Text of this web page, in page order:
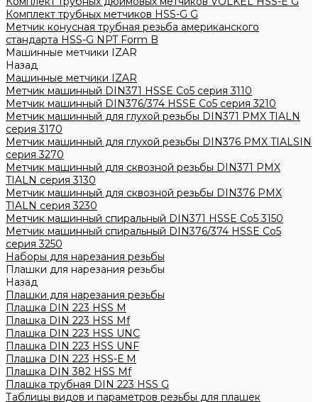
Комплект трубных метчиков HSS-G G
Метчик конусная трубная резьба американского
стандарта HSS-G NPT Form B
Машинные метчики IZAR
Назад
Машинные метчики IZAR
Метчик машинный DIN371 HSSE Co5 серия 3110
Метчик машинный DIN376/374 HSSE Co5 серия 3210
Метчик машинный для глухой резьбы DIN371 PMX TIALN
серия 3170
Метчик машинный для глухой резьбы DIN376 PMX TIALSIN
серия 3270
Метчик машинный для сквозной резьбы DIN371 PMX
TIALN серия 3130
Метчик машинный для сквозной резьбы DIN376 PMX
TIALN серия 3230
Метчик машинный спиральный DIN371 HSSE Co5 3150
Метчик машинный спиральный DIN376/374 HSSE Co5
серия 3250
Наборы для нарезания резьбы
Плашки для нарезания резьбы
Назад
Плашки для нарезания резьбы
Плашка DIN 223 HSS M
Плашка DIN 223 HSS Mf
Плашка DIN 223 HSS UNC
Плашка DIN 223 HSS UNF
Плашка DIN 223 HSS-Е M
Плашка DIN 382 HSS Mf
Плашка трубная DIN 223 HSS G
Таблицы видов и параметров резьбы для плашек